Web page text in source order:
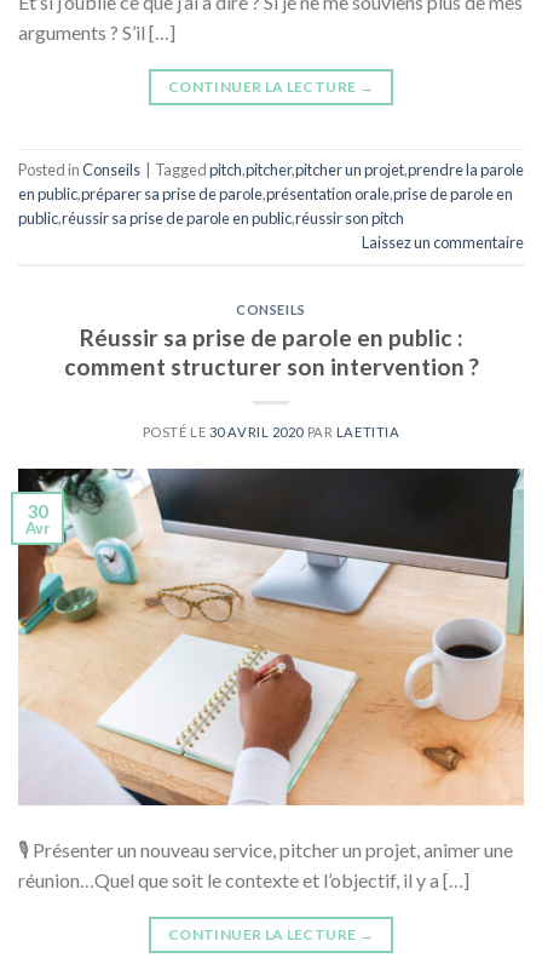
arguments ? S’il […]
CONTINUER LA LECTURE →
Posted inConseils Taggedpitch,pitcher,pitcher un projet,prendre la parole
en public,préparer sa prise de parole,présentation orale,prise de parole en
public,réussir sa prise de parole en public,réussir son pitch
Laissez un commentaire
CONSEILS
Réussir sa prise de parole en public :
comment structurer son intervention ?
POSTÉ LE 30 AVRIL 2020 PAR LAETITIA
30
Avr
🎙 Présenter un nouveau service, pitcher un projet, animer une
réunion…Quel que soit le contexte et l’objectif, il y a […]
CONTINUER LA LECTURE →